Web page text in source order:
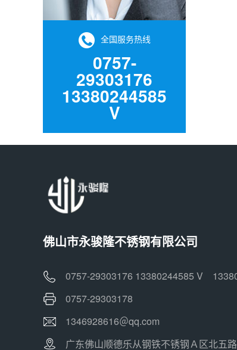
全国服务热线
0757-
29303176
13380244585
V
佛山市永骏隆不锈钢有限公司
0757-29303176 13380244585 V
0757-29303178
1346928616＠qq.com
广东佛山顺德乐从钢铁不锈钢Ａ区北五